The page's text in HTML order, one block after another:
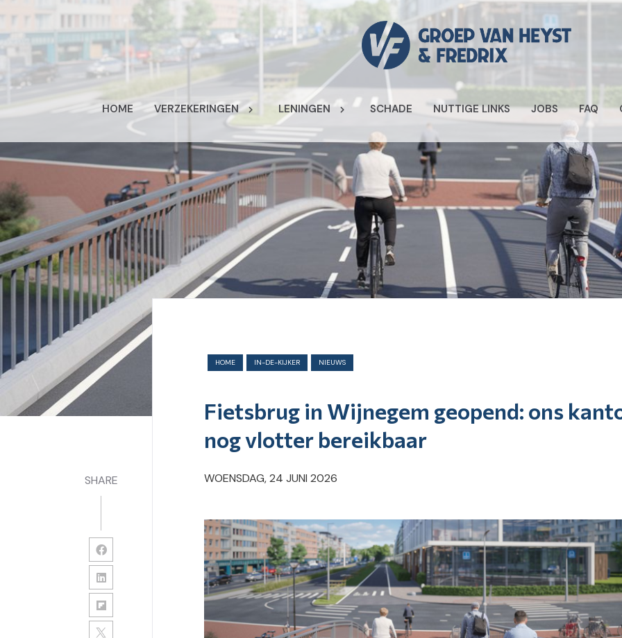
HOME VERZEKERINGEN LENINGEN SCHADE NUTTIGE LINKS JOBS FAQ
SHARE
HOME IN-DE-KIJKER NIEUWS
Fietsbrug in Wijnegem geopend: ons
nog vlotter bereikbaar
WOENSDAG, 24 JUNI 2026